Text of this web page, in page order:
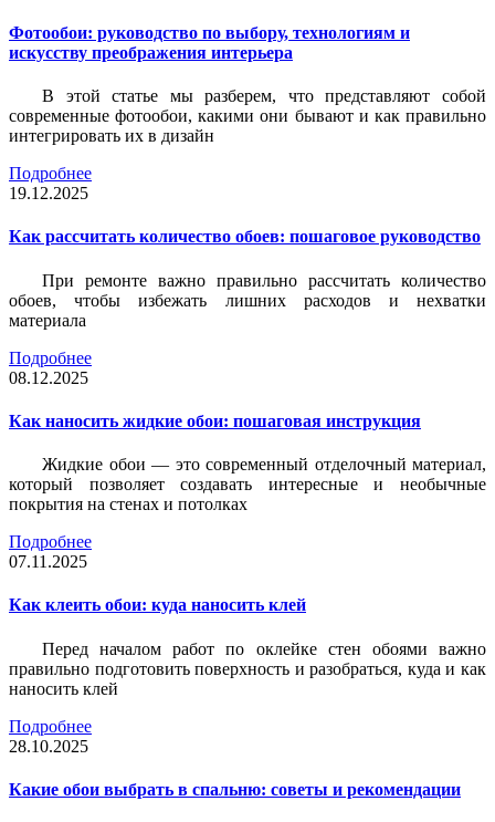
Фотообои: руководство по выбору, технологиям и
искусству преображения интерьера
В этой статье мы разберем, что представляют собой
современные фотообои, какими они бывают и как правильно
интегрировать их в дизайн
Подробнее
19.12.2025
Как рассчитать количество обоев: пошаговое руководство
При ремонте важно правильно рассчитать количество
обоев, чтобы избежать лишних расходов и нехватки
материала
Подробнее
08.12.2025
Как наносить жидкие обои: пошаговая инструкция
Жидкие обои — это современный отделочный материал,
который позволяет создавать интересные и необычные
покрытия на стенах и потолках
Подробнее
07.11.2025
Как клеить обои: куда наносить клей
Перед началом работ по оклейке стен обоями важно
правильно подготовить поверхность и разобраться, куда и как
наносить клей
Подробнее
28.10.2025
Какие обои выбрать в спальню: советы и рекомендации